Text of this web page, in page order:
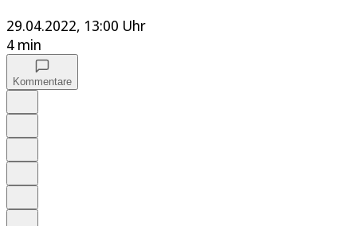
29.04.2022, 13:00 Uhr
4 min
Kommentare